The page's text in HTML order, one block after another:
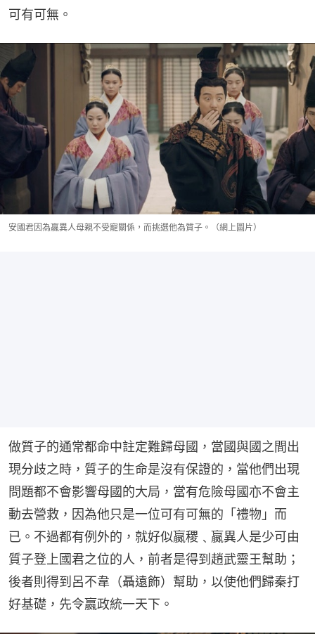
可有可無。
安國君因為嬴異人母親不受寵關係，而挑選他為質子。（網上圖片）
做質子的通常都命中註定難歸母國，當國與國之間出
現分歧之時，質子的生命是沒有保證的，當他們出現
問題都不會影響母國的大局，當有危險母國亦不會主
動去營救，因為他只是一位可有可無的「禮物」而
已。不過都有例外的，就好似嬴稷﹑嬴異人是少可由
質子登上國君之位的人，前者是得到趙武靈王幫助；
後者則得到呂不韋（聶遠飾）幫助，以使他們歸秦打
好基礎，先令嬴政統一天下。